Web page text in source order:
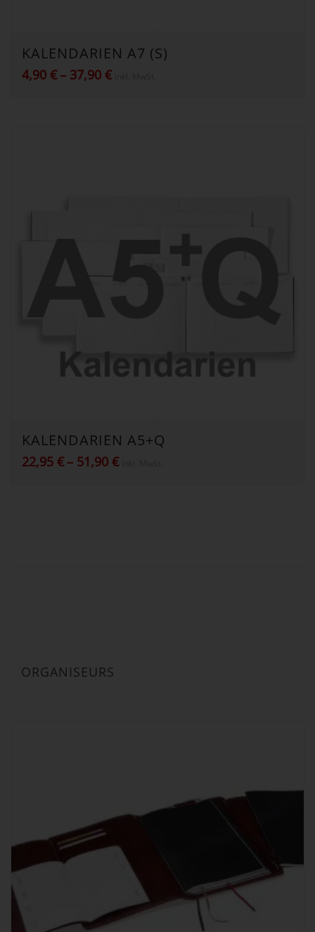
KALENDARIEN A7 (S)
4,90 € – 37,90 €Preisspanne:
KALENDARIEN A5+Q
22,95 € – 51,90 €Preisspanne:
ORGANISEURS